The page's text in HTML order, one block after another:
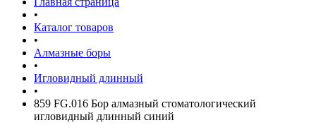
•
Каталог товаров
•
Алмазные боры
•
Игловидный длинный
•
859 FG.016 Бор алмазный стоматологический
игловидный длинный синий